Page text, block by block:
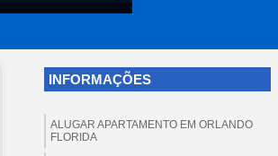
INFORMAÇÕES
ALUGAR APARTAMENTO EM ORLANDO
FLORIDA